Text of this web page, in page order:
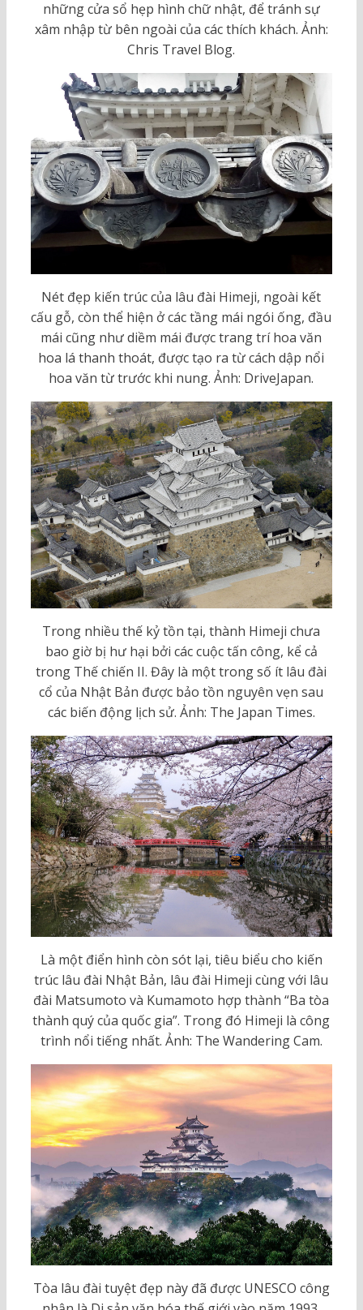
những cửa sổ hẹp hình chữ nhật, để tránh sự
xâm nhập từ bên ngoài của các thích khách. Ảnh:
Chris Travel Blog.
Nét đẹp kiến trúc của lâu đài Himeji, ngoài kết
cấu gỗ, còn thể hiện ở các tầng mái ngói ống, đầu
mái cũng như diềm mái được trang trí hoa văn
hoa lá thanh thoát, được tạo ra từ cách dập nổi
hoa văn từ trước khi nung. Ảnh: DriveJapan.
Trong nhiều thế kỷ tồn tại, thành Himeji chưa
bao giờ bị hư hại bởi các cuộc tấn công, kể cả
trong Thế chiến II. Đây là một trong số ít lâu đài
cổ của Nhật Bản được bảo tồn nguyên vẹn sau
các biến động lịch sử. Ảnh: The Japan Times.
Là một điển hình còn sót lại, tiêu biểu cho kiến
trúc lâu đài Nhật Bản, lâu đài Himeji cùng với lâu
đài Matsumoto và Kumamoto hợp thành “Ba tòa
thành quý của quốc gia”. Trong đó Himeji là công
trình nổi tiếng nhất. Ảnh: The Wandering Cam.
Tòa lâu đài tuyệt đẹp này đã được UNESCO công